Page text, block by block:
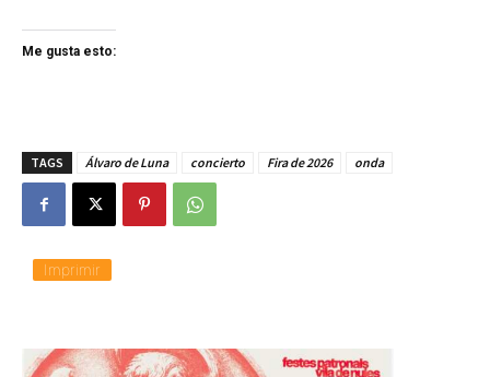
Me gusta esto:
TAGS Álvaro de Luna concierto Fira de 2026 onda
Imprimir